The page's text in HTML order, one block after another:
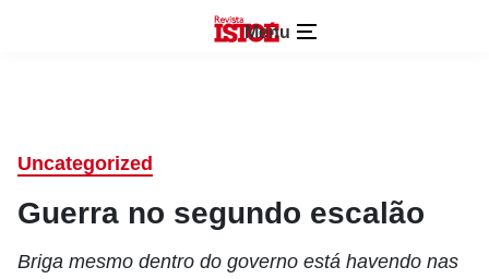
Menu
Uncategorized
Guerra no segundo escalão
Briga mesmo dentro do governo está havendo nas